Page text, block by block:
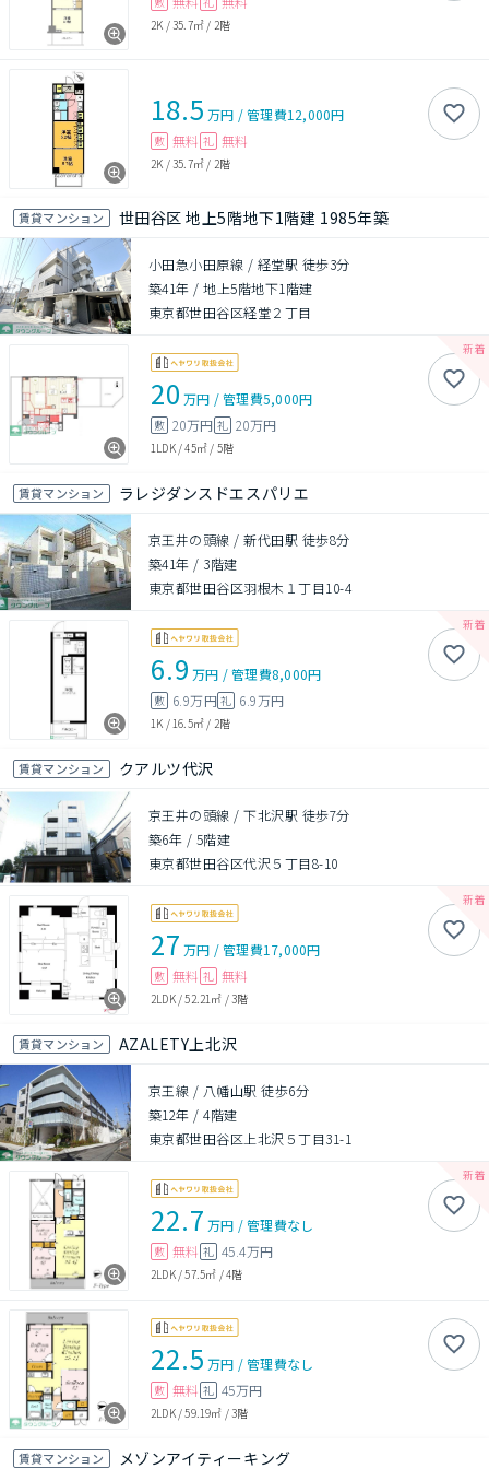
2K /35.7㎡ / 2階
18.5 万円 /管理費12,000円
敷 無料 礼 無料
2K /35.7㎡ / 2階
賃貸マンション 世田谷区 地上5階地下1階建 1985年築
小田急小田原線 / 経堂駅 徒歩3分
築41年 /地上5階地下1階建
東京都世田谷区経堂２丁目
20 万円 /管理費5,000円
敷 20万円 礼 20万円
1LDK/45㎡ / 5階
賃貸マンション ラレジダンスドエスパリエ
京王井の頭線 / 新代田駅 徒歩8分
築41年 / 3階建
東京都世田谷区羽根木１丁目10-4
6.9 万円 /管理費8,000円
敷 6.9万円礼 6.9万円
1K /16.5㎡ / 2階
賃貸マンション クアルツ代沢
京王井の頭線 / 下北沢駅 徒歩7分
築6年 / 5階建
東京都世田谷区代沢５丁目8-10
27 万円 /管理費17,000円
敷 無料 礼 無料
2LDK/52.21㎡ /3階
賃貸マンション AZALETY上北沢
京王線 / 八幡山駅 徒歩6分
築12年 /4階建
東京都世田谷区上北沢５丁目31-1
22.7 万円 /管理費なし
敷 無料 礼 45.4万円
2LDK/57.5㎡ /4階
22.5 万円 /管理費なし
敷 無料 礼 45万円
2LDK/59.19㎡ /3階
賃貸マンション メゾンアイティーキング